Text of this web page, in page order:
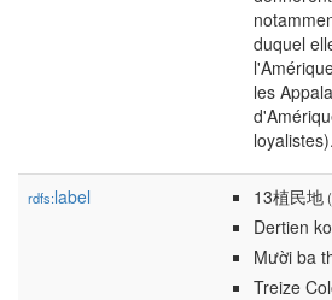
duquel
les
loyalistes).
rdfs:label 13植民地
Dertien
Mười ba
Treize